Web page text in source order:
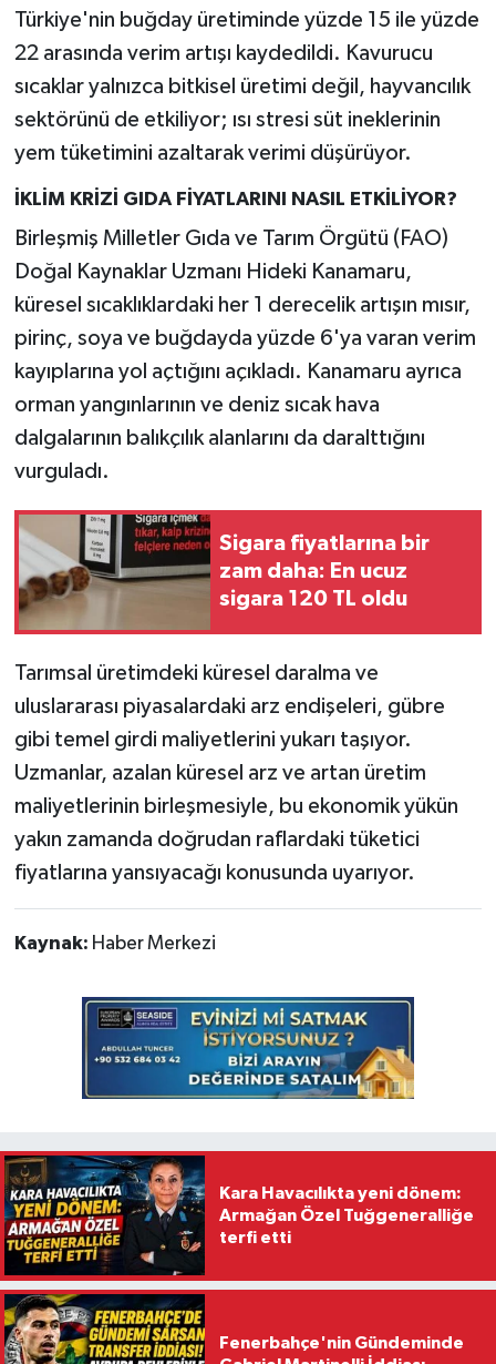
Türkiye'nin buğday üretiminde yüzde 15 ile yüzde
22 arasında verim artışı kaydedildi. Kavurucu
sıcaklar yalnızca bitkisel üretimi değil, hayvancılık
sektörünü de etkiliyor; ısı stresi süt ineklerinin
yem tüketimini azaltarak verimi düşürüyor.
İKLİM KRİZİ GIDA FİYATLARINI NASIL ETKİLİYOR?
Birleşmiş Milletler Gıda ve Tarım Örgütü (FAO)
Doğal Kaynaklar Uzmanı Hideki Kanamaru,
küresel sıcaklıklardaki her 1 derecelik artışın mısır,
pirinç, soya ve buğdayda yüzde 6'ya varan verim
kayıplarına yol açtığını açıkladı. Kanamaru ayrıca
orman yangınlarının ve deniz sıcak hava
dalgalarının balıkçılık alanlarını da daralttığını
vurguladı.
Sigara fiyatlarına bir
zam daha: En ucuz
sigara 120 TL oldu
Tarımsal üretimdeki küresel daralma ve
uluslararası piyasalardaki arz endişeleri, gübre
gibi temel girdi maliyetlerini yukarı taşıyor.
Uzmanlar, azalan küresel arz ve artan üretim
maliyetlerinin birleşmesiyle, bu ekonomik yükün
yakın zamanda doğrudan raflardaki tüketici
fiyatlarına yansıyacağı konusunda uyarıyor.
Kaynak: Haber Merkezi
Kara Havacılıkta yeni dönem:
Armağan Özel Tuğgeneralliğe
terfi etti
Fenerbahçe'nin Gündeminde